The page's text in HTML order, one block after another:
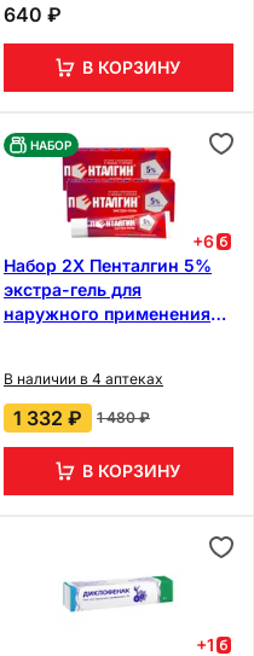
640 ₽
В КОРЗИНУ
НАБОР
+6
Набор 2Х Пенталгин 5%
экстра-гель для
наружного применения
В наличии в 4 аптеках
1 332 ₽ 1 480 ₽
В КОРЗИНУ
+1